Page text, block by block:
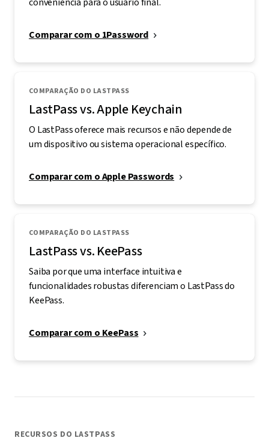
Comparar com o 1Password
COMPARAÇÃO DO LASTPASS
LastPass vs. Apple Keychain
O LastPass oferece mais recursos e não depende de
um dispositivo ou sistema operacional específico.
Comparar com o Apple Passwords
COMPARAÇÃO DO LASTPASS
LastPass vs. KeePass
Saiba por que uma interface intuitiva e
funcionalidades robustas diferenciam o LastPass do
KeePass.
Comparar com o KeePass
RECURSOS DO LASTPASS